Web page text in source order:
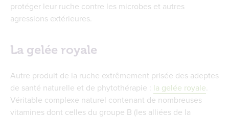
protéger leur ruche contre les microbes et autres
agressions extérieures.
La gelée royale
Autre produit de la ruche extrêmement prisée des adeptes
de santé naturelle et de phytothérapie : la gelée royale.
Véritable complexe naturel contenant de nombreuses
vitamines dont celles du groupe B (les alliées de la